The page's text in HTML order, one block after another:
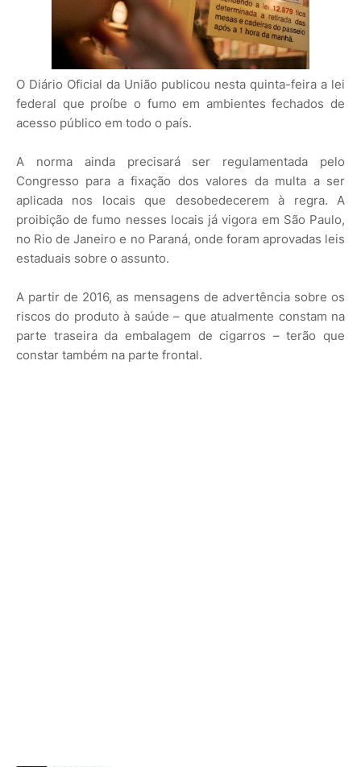
O Diário Oficial da União publicou nesta quinta-feira a lei
federal que proíbe o fumo em ambientes fechados de
acesso público em todo o país.
A norma ainda precisará ser regulamentada pelo
Congresso para a fixação dos valores da multa a ser
aplicada nos locais que desobedecerem à regra. A
proibição de fumo nesses locais já vigora em São Paulo,
no Rio de Janeiro e no Paraná, onde foram aprovadas leis
estaduais sobre o assunto.
A partir de 2016, as mensagens de advertência sobre os
riscos do produto à saúde – que atualmente constam na
parte traseira da embalagem de cigarros – terão que
constar também na parte frontal.